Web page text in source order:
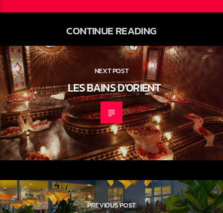
CONTINUE READING
NEXT POST
LES BAINS D’ORIENT
PREVIOUS POST